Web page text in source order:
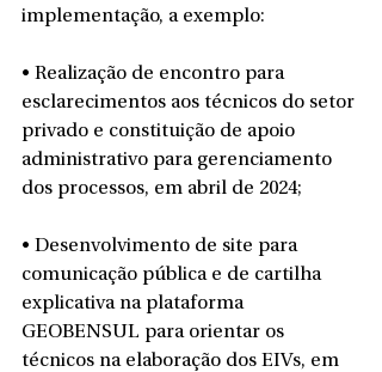
implementação, a exemplo:
• Realização de encontro para
esclarecimentos aos técnicos do setor
privado e constituição de apoio
administrativo para gerenciamento
dos processos, em abril de 2024;
• Desenvolvimento de site para
comunicação pública e de cartilha
explicativa na plataforma
GEOBENSUL para orientar os
técnicos na elaboração dos EIVs, em